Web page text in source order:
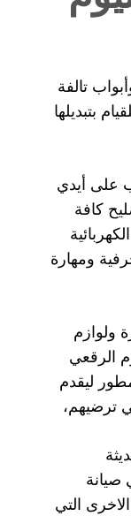
تالفة
بتبديلها
على أيدي
كافة
ومهارة
ولوازم
الرقعي
ليقدم
ترضيهم،
صيانة
التي